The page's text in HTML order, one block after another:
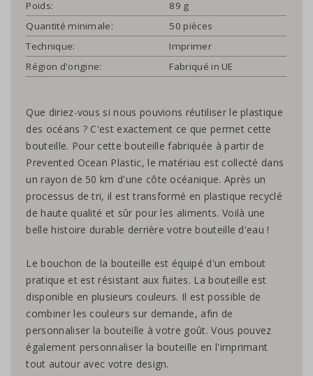
Poids:
89 g
Quantité minimale:
50 pièces
Technique:
Imprimer
Région d'origine:
Fabriqué in UE
Que diriez-vous si nous pouvions réutiliser le plastique
des océans ? C'est exactement ce que permet cette
bouteille. Pour cette bouteille fabriquée à partir de
Prevented Ocean Plastic, le matériau est collecté dans
un rayon de 50 km d'une côte océanique. Après un
processus de tri, il est transformé en plastique recyclé
de haute qualité et sûr pour les aliments. Voilà une
belle histoire durable derrière votre bouteille d'eau !
Le bouchon de la bouteille est équipé d'un embout
pratique et est résistant aux fuites. La bouteille est
disponible en plusieurs couleurs. Il est possible de
combiner les couleurs sur demande, afin de
personnaliser la bouteille à votre goût. Vous pouvez
également personnaliser la bouteille en l'imprimant
tout autour avec votre design.